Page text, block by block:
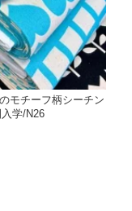
モチーフ柄シーチン
学/N26